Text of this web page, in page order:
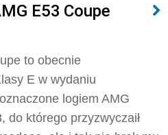
E53 Coupe
to obecnie
E w wydaniu
logiem AMG
do którego przyzwyczaił